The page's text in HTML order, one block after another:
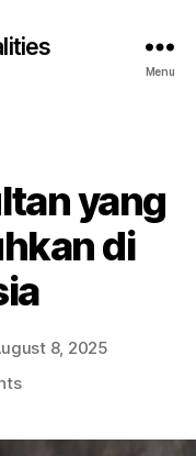
Menu
yang
di
8, 2025
on